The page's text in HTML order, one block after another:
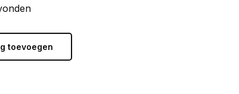
toevoegen